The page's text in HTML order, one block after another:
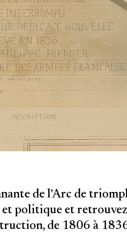
de l'Arc de
politique et
de 1806 à